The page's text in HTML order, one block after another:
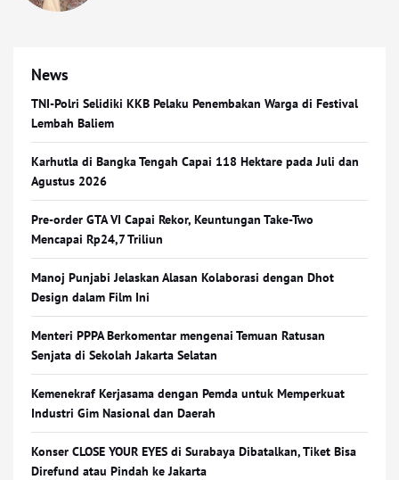
News
TNI-Polri Selidiki KKB Pelaku Penembakan Warga di Festival
Lembah Baliem
Karhutla di Bangka Tengah Capai 118 Hektare pada Juli dan
Agustus 2026
Pre-order GTA VI Capai Rekor, Keuntungan Take-Two
Mencapai Rp24,7 Triliun
Manoj Punjabi Jelaskan Alasan Kolaborasi dengan Dhot
Design dalam Film Ini
Menteri PPPA Berkomentar mengenai Temuan Ratusan
Senjata di Sekolah Jakarta Selatan
Kemenekraf Kerjasama dengan Pemda untuk Memperkuat
Industri Gim Nasional dan Daerah
Konser CLOSE YOUR EYES di Surabaya Dibatalkan, Tiket Bisa
Direfund atau Pindah ke Jakarta